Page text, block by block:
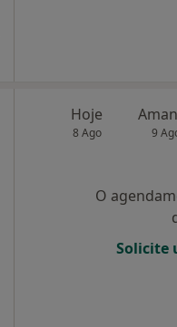
Hoje
8 Ago 9
O
Solicite